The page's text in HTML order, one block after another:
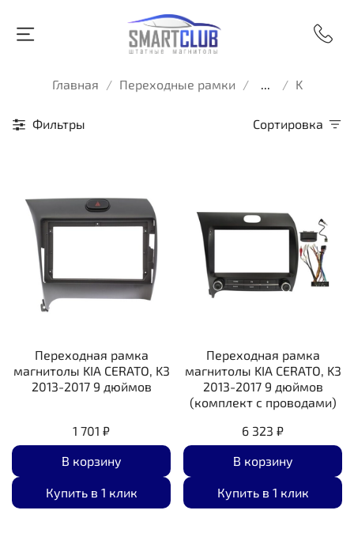
Главная Переходные рамки ... K
Фильтры Сортировка
Переходная рамка
магнитолы KIA CERATO, K3
2013-2017 9 дюймов
1 701 ₽
В корзину
Купить в 1 клик
Переходная рамка
магнитолы KIA CERATO, K3
2013-2017 9 дюймов
(комплект с проводами)
6 323 ₽
В корзину
Купить в 1 клик